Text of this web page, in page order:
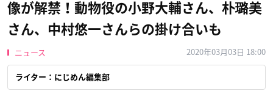
像が解禁！動物役の小野大輔さん、朴璐美
さん、中村悠一さんらの掛け合いも
ニュース 2020年03月03日 18:00
ライター：にじめん編集部